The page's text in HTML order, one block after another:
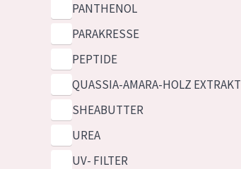
PANTHENOL
PARAKRESSE
PEPTIDE
QUASSIA-AMARA-HOLZ EXTRAKT
SHEABUTTER
UREA
UV- FILTER